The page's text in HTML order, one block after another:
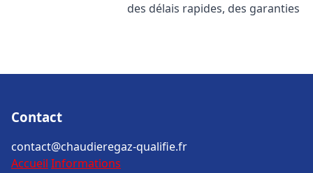
des délais rapides, des garanties
Contact
contact@chaudieregaz-qualifie.fr
Accueil Informations